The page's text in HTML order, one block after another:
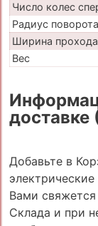
Число колес
Радиус поворота
Ширина
Вес
доставке
Добавьте в
Вами
Склада и при